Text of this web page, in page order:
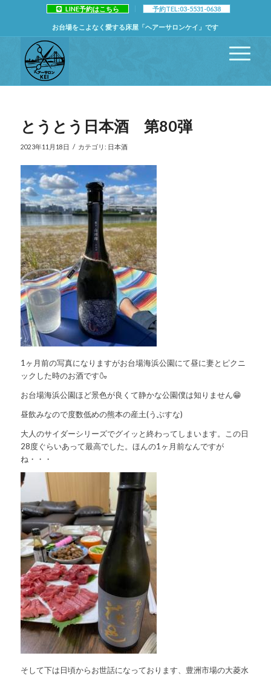
LINE予約はこちら 予約TEL:03-5531-0638
お台場をこよなく愛する床屋「ヘアーサロンケイ」です
とうとう日本酒 第80弾
2023年11月18日 / カテゴリ: 日本酒
1ヶ月前の写真になりますがお台場海浜公園にて昼に妻とピクニ
ックした時のお酒です🍶
お台場海浜公園ほど景色が良くて静かな公園僕は知りません😁
昼飲みなので度数低めの熊本の産土(うぶすな)
大人のサイダーシリーズでグイッと終わってしまいます。この日
28度ぐらいあって最高でした。ほんの1ヶ月前なんですが
ね・・・
そして下は日頃からお世話になっております、豊洲市場の大菱水